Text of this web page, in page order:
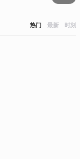
热门 最新 时刻